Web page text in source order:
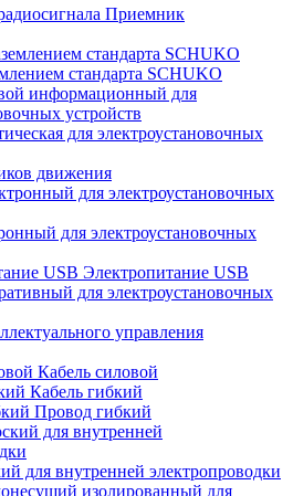
Приемник
стандарта SCHUKO
информационный для
устройств
для электроустановочных
движения
для электроустановочных
Электропитание USB
для электроустановочных
управления
Кабель силовой
Кабель гибкий
Провод гибкий
для внутренней электропроводки